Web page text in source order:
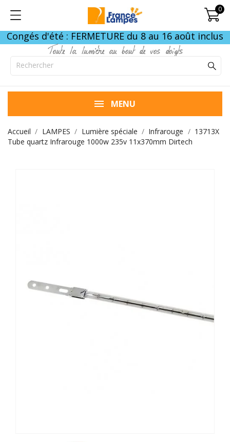
0
Congés d'été : FERMETURE du 8 au 16 août inclus
Toute la lumière au bout de vos doigts
MENU
Accueil LAMPES Lumière spéciale Infrarouge
13713X
Tube quartz Infrarouge 1000w 235v 11x370mm Dirtech